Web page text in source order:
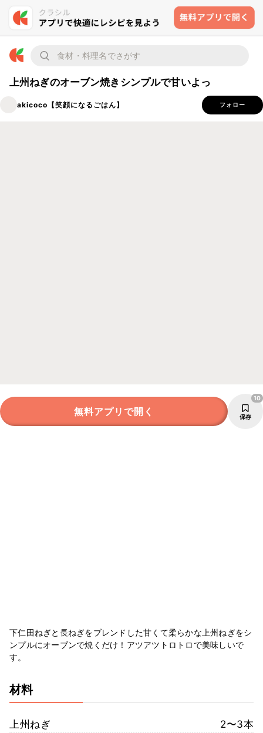
上州ねぎのオーブン焼きシンプルで甘いよっ
akicoco【笑顔になるごはん】 フォロー
無料アプリで開く 保存
10
下仁田ねぎと長ねぎをブレンドした甘くて柔らかな上州ねぎをシ
ンプルにオーブンで焼くだけ！アツアツトロトロで美味しいで
す。
材料
上州ねぎ
2〜3本